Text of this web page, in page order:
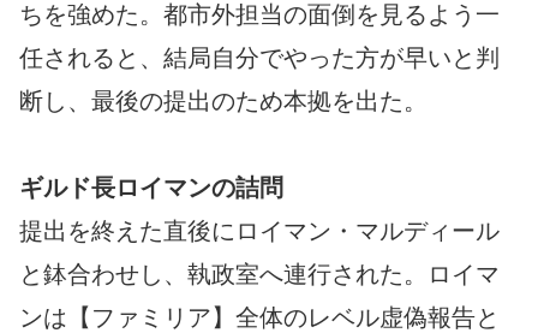
ちを強めた。都市外担当の面倒を見るよう一
任されると、結局自分でやった方が早いと判
断し、最後の提出のため本拠を出た。
ギルド長ロイマンの詰問
提出を終えた直後にロイマン・マルディール
と鉢合わせし、執政室へ連行された。ロイマ
ンは【ファミリア】全体のレベル虚偽報告と